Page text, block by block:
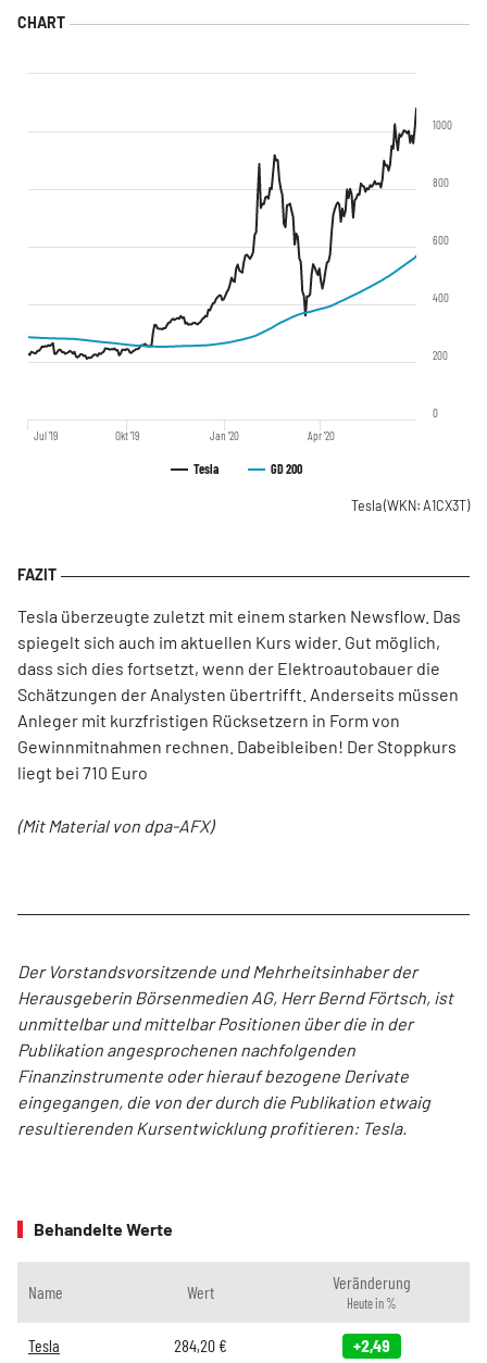
Tesla GD 200
Jul '19 Jan '20
Okt '19 Apr '20
0
200
400
600
800
1000
Tesla(WKN: A1CX3T)
Tesla überzeugte zuletzt mit einem starken Newsflow. Das
spiegelt sich auch im aktuellen Kurs wider. Gut möglich,
dass sich dies fortsetzt, wenn der Elektroautobauer die
Schätzungen der Analysten übertrifft. Anderseits müssen
Anleger mit kurzfristigen Rücksetzern in Form von
Gewinnmitnahmen rechnen. Dabeibleiben! Der Stoppkurs
liegt bei 710 Euro
(Mit Material von dpa-AFX)
Der Vorstandsvorsitzende und Mehrheitsinhaber der
Herausgeberin Börsenmedien AG, Herr Bernd Förtsch, ist
unmittelbar und mittelbar Positionen über die in der
Publikation angesprochenen nachfolgenden
Finanzinstrumente oder hierauf bezogene Derivate
eingegangen, die von der durch die Publikation etwaig
resultierenden Kursentwicklung profitieren: Tesla.
Behandelte Werte
Name Wert Veränderung
Heute in %
Tesla 284,20 € +2,49